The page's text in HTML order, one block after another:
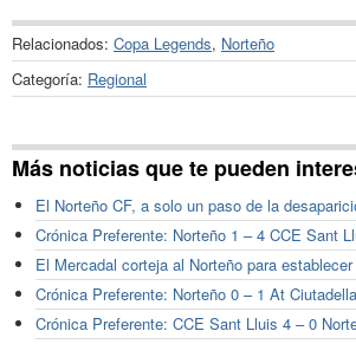
Relacionados: Copa Legends, Norteño
Categoría: Regional
Más noticias que te pueden
El Norteño CF, a solo un paso de la
Crónica Preferente: Norteño 1 – 4 CCE Sant
El Mercadal corteja al Norteño para
Crónica Preferente: Norteño 0 – 1 At Ciutadella
Crónica Preferente: CCE Sant Lluis 4 – 0